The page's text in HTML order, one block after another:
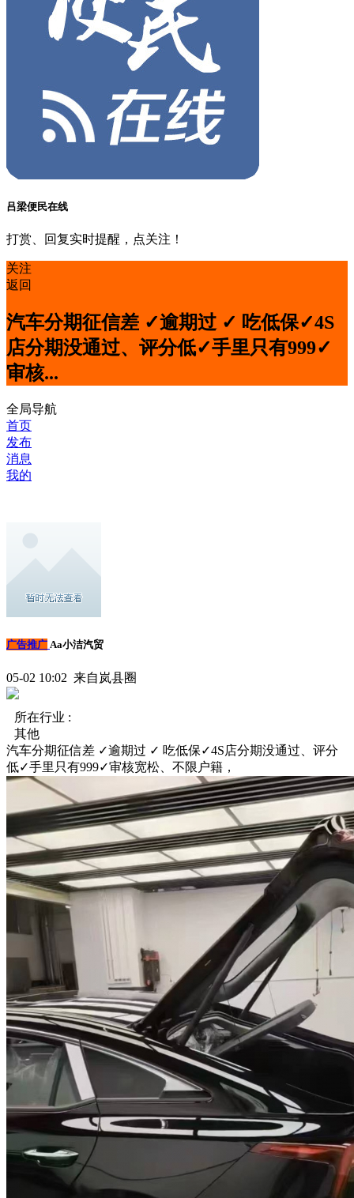
吕梁便民在线
打赏、回复实时提醒，点关注！
关注
返回
汽车分期征信差 ✓逾期过 ✓ 吃低保✓4S
店分期没通过、评分低✓手里只有999✓
审核...
全局导航
首页
发布
消息
我的
广告推广 Aa小洁汽贸
05-02 10:02 来自岚县圈
所在行业 :
其他
汽车分期征信差 ✓逾期过 ✓ 吃低保✓4S店分期没通过、评分
低✓手里只有999✓审核宽松、不限户籍，